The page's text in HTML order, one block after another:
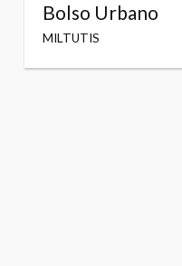
Bolso Urbano
MILTUTIS